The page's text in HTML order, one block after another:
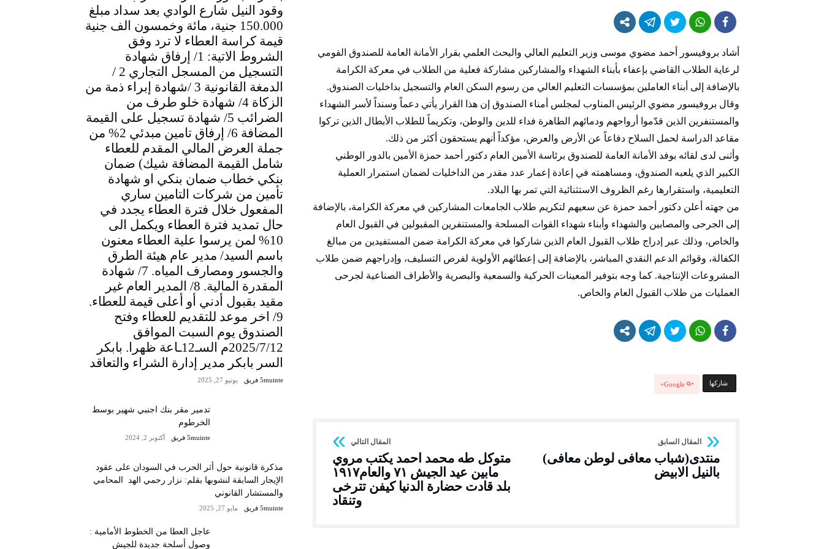
أشاد بروفيسور أحمد مضوي موسى وزير التعليم العالي والبحث العلمي بقرار الأمانة العامة للصندوق القومي
لرعاية الطلاب القاضي بإعفاء بأبناء الشهداء والمشاركين مشاركة فعلية من الطلاب في معركة الكرامة
بالإضافة إلى أبناء العاملين بمؤسسات التعليم العالي من رسوم السكن العام والتسجيل بداخليات الصندوق.
وقال بروفيسور مضوي الرئيس المناوب لمجلس أمناء الصندوق إن هذا القرار يأتي دعماً وسنداً لأسر الشهداء
والمستنفرين الذين قدّموا أرواحهم ودمائهم الطاهرة فداء للدين والوطن، وتكريماً للطلاب الأبطال الذين تركوا
مقاعد الدراسة لحمل السلاح دفاعاً عن الأرض والعرض، مؤكداً أنهم يستحقون أكثر من ذلك.
وأثنى لدى لقائه بوفد الأمانة العامة للصندوق برئاسة الأمين العام دكتور أحمد حمزة الأمين بالدور الوطني
الكبير الذي يلعبه الصندوق، ومساهمته في إعادة إعمار عدد مقدر من الداخليات لضمان استمرار العملية
التعليمية، واستقرارها رغم الظروف الاستثنائية التي تمر بها البلاد.
من جهته أعلن دكتور أحمد حمزة عن سعيهم لتكريم طلاب الجامعات المشاركين في معركة الكرامة، بالإضافة
إلى الجرحى والمصابين والشهداء وأبناء شهداء القوات المسلحة والمستنفرين المقبولين في القبول العام
والخاص، وذلك عبر إدراج طلاب القبول العام الذين شاركوا في معركة الكرامة ضمن المستفيدين من مبالغ
الكفالة، وقوائم الدعم النقدي المباشر، بالإضافة إلى إعطائهم الأولوية لفرص التسليف، وإدراجهم ضمن طلاب
المشروعات الإنتاجية. كما وجه بتوفير المعينات الحركية والسمعية والبصرية والأطراف الصناعية لجرحى
العمليات من طلاب القبول العام والخاص.
‫‫ شاركها‬ Google+
منتدى(شباب معافى لوطن معافى)
بالنيل الابيض
متوكل طه محمد احمد يكتب مروي
مابين عيد الجيش ٧١ والعام١٩١٧
بلد قادت حضارة الدنيا كيفن تترخى
وتنقاد
وقود النيل شارع الوادي بعد سداد مبلغ
150.000 جنية، مائة وخمسون الف جنية
قيمة كراسة العطاء لا ترد وفق
الشروط الاتية: 1/ إرفاق شهادة
التسجيل من المسجل التجاري 2 /
الدمغة القانونية 3 /شهادة إبراء ذمة من
الزكاة 4/ شهادة خلو طرف من
الضرائب 5/ شهادة تسجيل على القيمة
المضافة 6/ إرفاق تامين مبدئي 2% من
جملة العرض المالي المقدم للعطاء
شامل القيمة المضافة شيك) ضمان
بنكي خطاب ضمان بنكي او شهادة
تأمين من شركات التامين ساري
المفعول خلال فترة العطاء يجدد في
حال تمديد فترة العطاء ويكمل الى
10% لمن يرسوا علية العطاء معنون
باسم السيد/ مدير عام هيئة الطرق
والجسور ومصارف المياه. 7/ شهادة
المقدرة المالية. 8/ المدير العام غير
مقيد بقبول أدني أو أعلى قيمة للعطاء.
9/ اخر موعد للتقديم للعطاء وفتح
الصندوق يوم السبت الموافق
2025/7/12م السـ12ـاعة ظهرا. بابكر
السر بابكر مدير إدارة الشراء والتعاقد
5muinte فريق يونيو 27, 2025
تدمير مقر بنك اجنبي شهير بوسط
الخرطوم
5muinte فريق أكتوبر 2, 2024
مذكرة قانونية حول أثر الحرب في السودان على عقود
الإيجار السابقة لنشوبها بقلم: نزار رحمي الهد المحامي
والمستشار القانوني
5muinte فريق مايو 27, 2025
عاجل العطا من الخطوط الأمامية :
وصول أسلحة جديدة للجيش